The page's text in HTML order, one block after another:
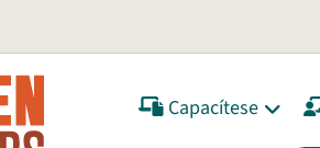
Capacítese